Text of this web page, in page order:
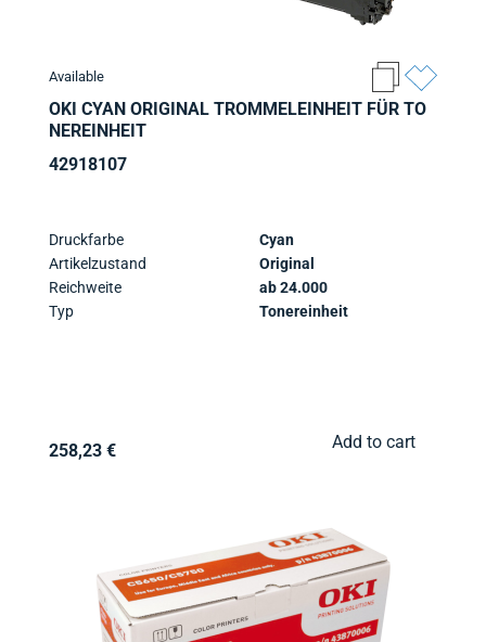
Available
OKI CYAN ORIGINAL TROMMELEINHEIT FÜR TO
NEREINHEIT
42918107
Druckfarbe
Artikelzustand
Reichweite
Typ
Cyan
Original
ab 24.000
Tonereinheit
258,23 € Add to cart